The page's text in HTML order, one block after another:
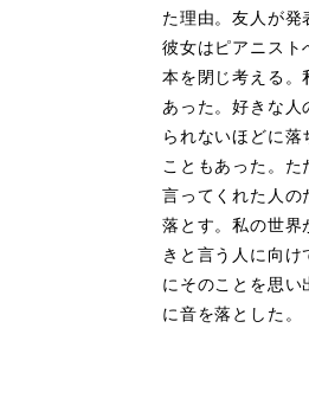
た理由。友人が発
彼女はピアニスト
本を閉じ考える。
あった。好きな人
られないほどに
こともあった。た
言ってくれた人の
落とす。私の世界
きと言う人に向
にそのことを思い
に音を落とした。